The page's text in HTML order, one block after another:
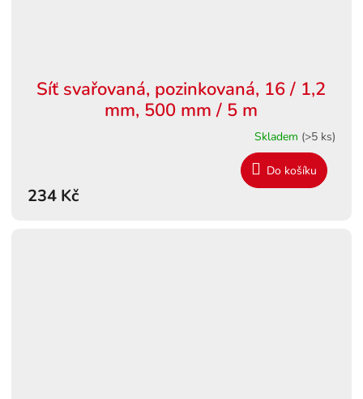
Síť svařovaná, pozinkovaná, 16 / 1,2
mm, 500 mm / 5 m
Skladem (>5 ks)
234 Kč
Do košíku